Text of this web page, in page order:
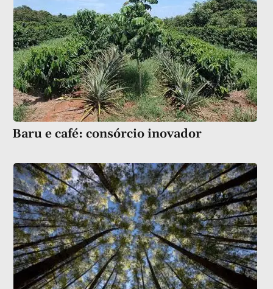
Baru e café: consórcio inovador